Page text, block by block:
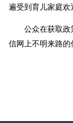
遍受到育儿家庭欢
公众在获取政
信网上不明来路的